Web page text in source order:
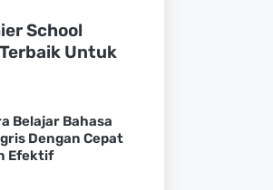
School
Untuk
Belajar Bahasa
Dengan Cepat
Efektif